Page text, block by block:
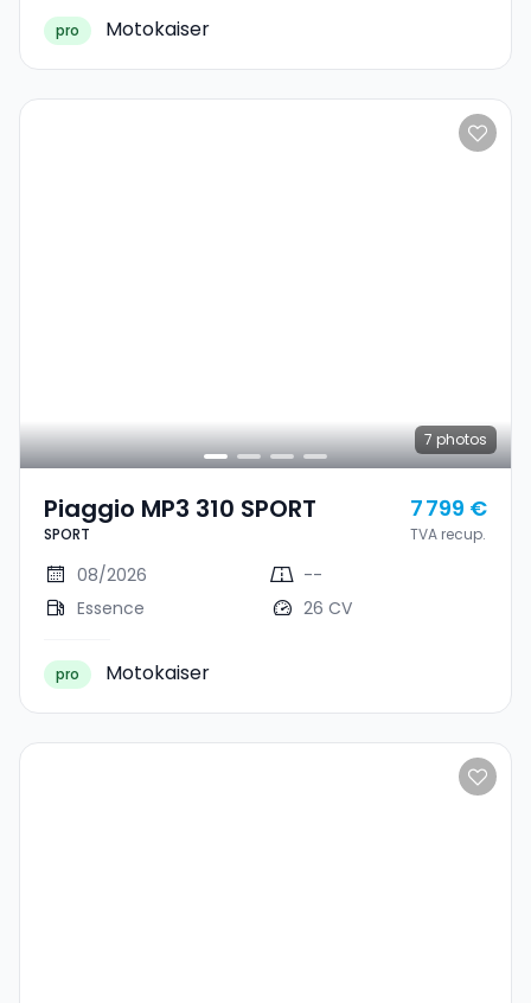
pro Motokaiser
7 photos
Piaggio MP3 310 SPORT
SPORT
7 799 €
TVA recup.
08/2026
--
Essence
26 CV
pro Motokaiser